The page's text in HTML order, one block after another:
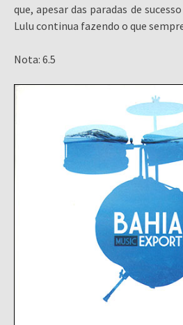
que, apesar das paradas de
Lulu continua fazendo o que
Nota: 6.5